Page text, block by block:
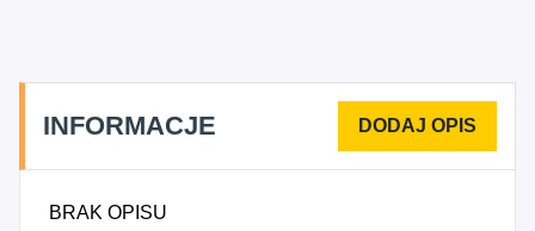
drogowy towarów, 5210B - Magazynowanie i
przechowywanie pozostałych towarów, 5221B -
transport lądowy, 5225Z - Działalność logistyczna,
INFORMACJE
BRAK OPISU